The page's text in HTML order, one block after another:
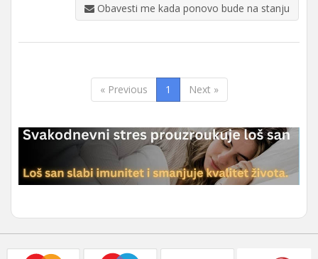
Obavesti me kada ponovo bude na stanju
« Previous 1 Next »